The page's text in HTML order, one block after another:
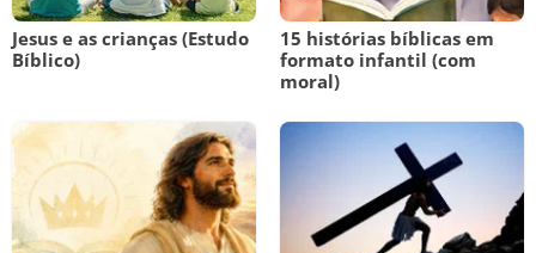
Jesus e as crianças (Estudo
Bíblico)
15 histórias bíblicas em
formato infantil (com
moral)